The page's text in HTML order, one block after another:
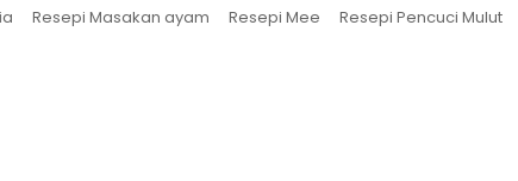
Resepi Masakan ayam Resepi Mee Resepi Pencuci Mulut